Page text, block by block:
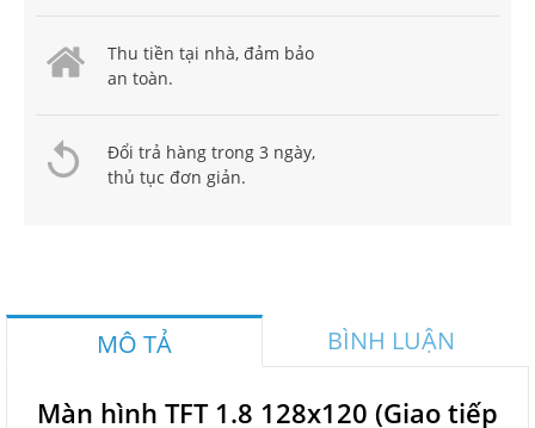
Thu tiền tại nhà, đảm bảo
an toàn.
Đổi trả hàng trong 3 ngày,
thủ tục đơn giản.
MÔ TẢ BÌNH LUẬN
Màn hình TFT 1.8 128x120 (Giao tiếp